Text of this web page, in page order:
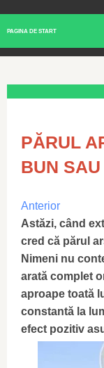
PAGINA DE START
PĂRUL
BUN
Anterior
Astăzi, când
cred că părul
Nimeni nu
arată complet
aproape toată
constantă la
efect pozitiv